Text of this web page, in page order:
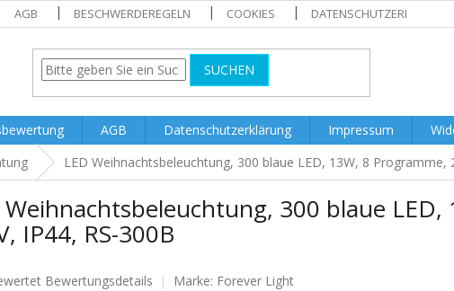
AGB BESCHWERDEREGELN COOKIES DATENSCHUTZERKLÄRUNG
SUCHEN
AGB Datenschutzerklärung Impressum
LED Weihnachtsbeleuchtung, 300 blaue LED, 13W, 8 Programme,
Weihnachtsbeleuchtung, 300 blaue LED,
IP44, RS-300B
Bewertungsdetails Marke: Forever Light